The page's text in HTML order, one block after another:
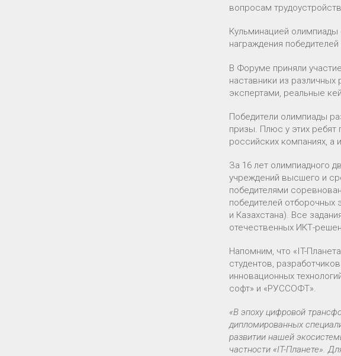
вопросам
Кульминацией
награждения
В Форуме приняли
наставники из
экспертами, реальные
Победители олимпиады
призы. Плюс у этих ребят
российских компаниях, а
За 16 лет олимпиадного
учреждений высшего и
победителями
победителей отборочных
и Казахстана). Все
отечественных ИКТ-
Напомним, что «IT-
студентов,
инновационных
софт» и «РУССОФТ».
«В эпоху цифровой
дипломированных
развитии нашей
частности «IT-Планете».